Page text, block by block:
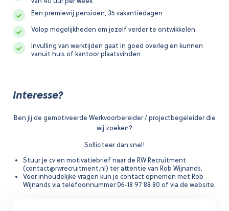
Een premievrij pensioen, 35 vakantiedagen
Volop mogelijkheden om jezelf verder te ontwikkelen
Invulling van werktijden gaat in goed overleg en kunnen
vanuit huis of kantoor plaatsvinden
Interesse?
Ben jij de gemotiveerde Werkvoorbereider / projectbegeleider die
wij zoeken?
Solliciteer dan snel!
Stuur je cv en motivatiebrief naar de RW Recruitment
(contact@rwrecruitment.nl) ter attentie van Rob Wijnands.
Voor inhoudelijke vragen kun je contact opnemen met Rob
Wijnands via telefoonnummer 06-18 97 88 80 of via de website.